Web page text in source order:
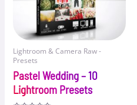
Lightroom & Camera Raw -
Presets
Pastel Wedding – 10
Lightroom Presets